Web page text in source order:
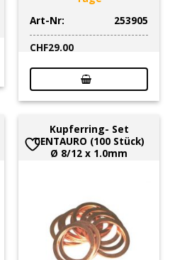
Art-Nr:
253905
CHF29.00
Kupferring- Set
CENTAURO (100 Stück)
Ø 8/12 x 1.0mm